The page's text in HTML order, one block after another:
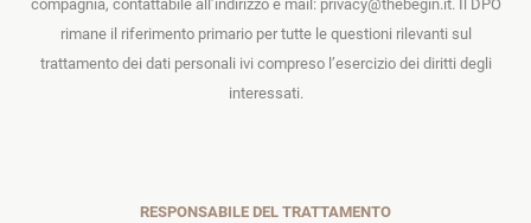
compagnia, contattabile all’indirizzo e mail: privacy@thebegin.it. Il DPO
rimane il riferimento primario per tutte le questioni rilevanti sul
trattamento dei dati personali ivi compreso l’esercizio dei diritti degli
interessati.
RESPONSABILE DEL TRATTAMENTO